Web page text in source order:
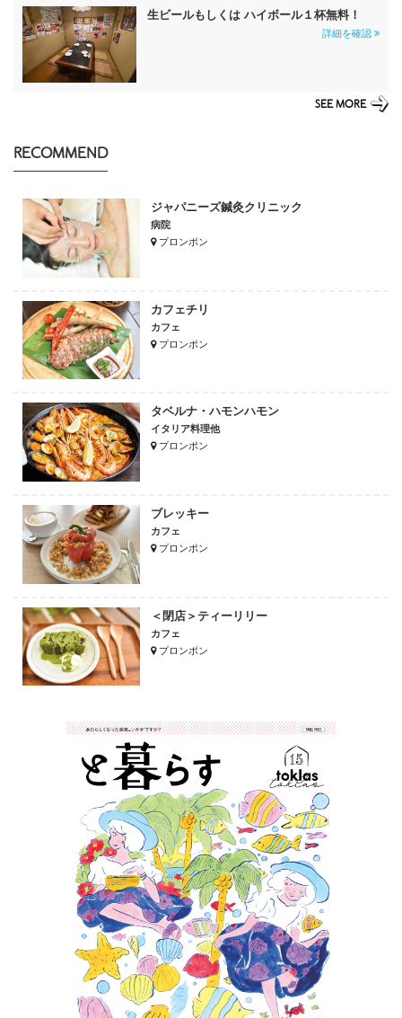
生ビールもしくは ハイボール１杯無料！
詳細を確認
SEE MORE
RECOMMEND
ジャパニーズ鍼灸クリニック
病院
プロンポン
カフェチリ
カフェ
プロンポン
タベルナ・ハモンハモン
イタリア料理他
プロンポン
ブレッキー
カフェ
プロンポン
＜閉店＞ティーリリー
カフェ
プロンポン